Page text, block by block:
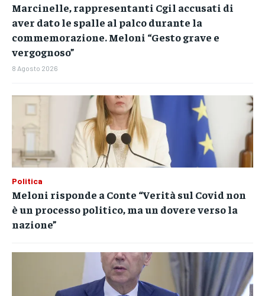
Marcinelle, rappresentanti Cgil accusati di
aver dato le spalle al palco durante la
commemorazione. Meloni “Gesto grave e
vergognoso”
8 Agosto 2026
Politica
Meloni risponde a Conte “Verità sul Covid non
è un processo politico, ma un dovere verso la
nazione”